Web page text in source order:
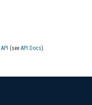
API (see API Docs).